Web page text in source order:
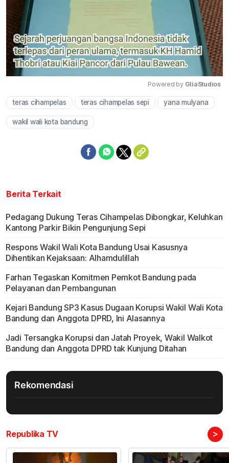
Mute
Powered by GliaStudios
teras cihampelas teras cihampelas sepi yana mulyana
wakil wali kota bandung
Berita Terkait
Pedagang Dukung Teras Cihampelas Dibongkar, Keluhkan
Kantong Parkir Bikin Pengunjung Sepi
Respons Wakil Wali Kota Bandung Usai Kasusnya
Dihentikan Kejaksaan: Alhamdulillah
Farhan Tegaskan Komitmen Pemkot Bandung pada
Pelayanan dan Pembangunan
Kejari Bandung SP3 Kasus Dugaan Korupsi Wakil Wali Kota
Bandung dan Anggota DPRD, Ini Alasannya
Jadi Tersangka Korupsi dan Jatah Proyek, Wakil Walkot
Bandung dan Anggota DPRD tak Kunjung Ditahan
Rekomendasi
Republika TV >